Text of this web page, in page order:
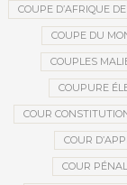
COUPE D’AFRIQUE
COUPE DU
COUPLES
COUPURE
COUR
COUR
COUR